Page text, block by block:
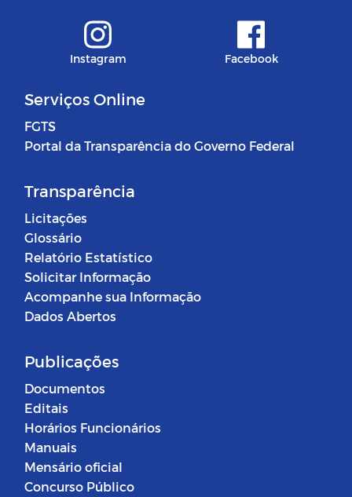
Instagram Facebook
Serviços Online
FGTS
Portal da Transparência do Governo Federal
Transparência
Licitações
Glossário
Relatório Estatístico
Solicitar Informação
Acompanhe sua Informação
Dados Abertos
Publicações
Documentos
Editais
Horários Funcionários
Manuais
Mensário oficial
Concurso Público